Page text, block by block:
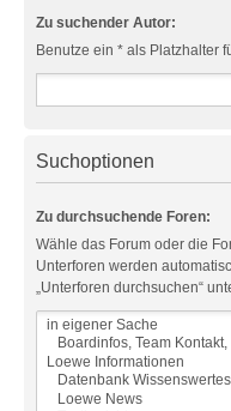
Zu suchender Autor:
Benutze ein * als Platzhalter
Suchoptionen
Zu durchsuchende Foren:
Wähle das Forum oder die
Unterforen werden
„Unterforen durchsuchen“